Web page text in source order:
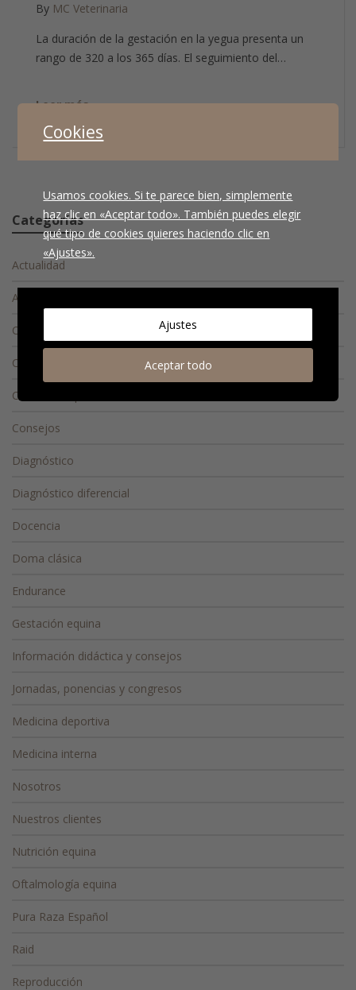
By MC Veterinaria
La duración de la gestación en la yegua presenta un
rango de 320 a los 365 días. El seguimiento del…
Leer más
Categorías
Actualidad
Alta Escuela
Caso Clínico
Cirugía
Conducta equina
Consejos
Diagnóstico
Diagnóstico diferencial
Docencia
Doma clásica
Endurance
Gestación equina
Información didáctica y consejos
Jornadas, ponencias y congresos
Medicina deportiva
Medicina interna
Nosotros
Nuestros clientes
Nutrición equina
Oftalmología equina
Pura Raza Español
Raid
Reproducción
Cookies
Usamos cookies. Si te parece bien, simplemente
haz clic en «Aceptar todo». También puedes elegir
qué tipo de cookies quieres haciendo clic en
«Ajustes».
Ajustes
Aceptar todo